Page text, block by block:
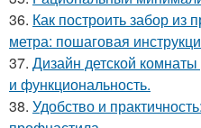
36. Как построить забор из
метра: пошаговая
37. Дизайн детской
и функциональность.
38. Удобство и